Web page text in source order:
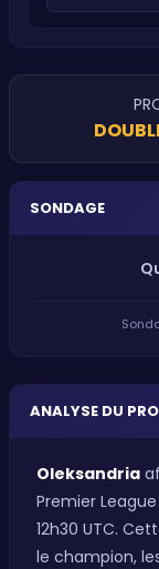
SONDAGE
ANALYSE DU
Oleksandria
Premier
12h30 UTC.
le champion,